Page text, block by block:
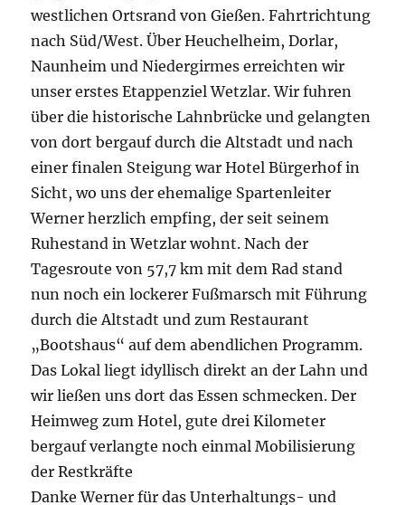
westlichen Ortsrand von Gießen. Fahrtrichtung
nach Süd/West. Über Heuchelheim, Dorlar,
Naunheim und Niedergirmes erreichten wir
unser erstes Etappenziel Wetzlar. Wir fuhren
über die historische Lahnbrücke und gelangten
von dort bergauf durch die Altstadt und nach
einer finalen Steigung war Hotel Bürgerhof in
Sicht, wo uns der ehemalige Spartenleiter
Werner herzlich empfing, der seit seinem
Ruhestand in Wetzlar wohnt. Nach der
Tagesroute von 57,7 km mit dem Rad stand
nun noch ein lockerer Fußmarsch mit Führung
durch die Altstadt und zum Restaurant
„Bootshaus“ auf dem abendlichen Programm.
Das Lokal liegt idyllisch direkt an der Lahn und
wir ließen uns dort das Essen schmecken. Der
Heimweg zum Hotel, gute drei Kilometer
bergauf verlangte noch einmal Mobilisierung
der Restkräfte
Danke Werner für das Unterhaltungs- und